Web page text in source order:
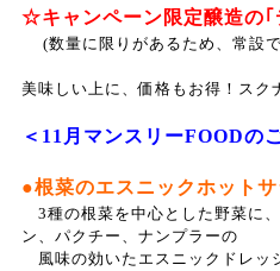
☆キャンペーン限定醸造の｢
(数量に限りがあるため、常設
美味しい上に、価格もお得！ スク
＜11月マンスリーFOODの
●根菜のエスニックホット
3種の根菜を中心とした野菜に、
ン、パクチー、ナンプラーの
風味の効いたエスニックドレッ